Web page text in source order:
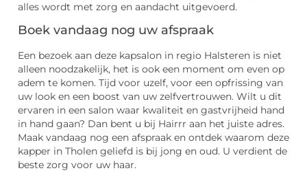
alles wordt met zorg en aandacht uitgevoerd.
Boek vandaag nog uw afspraak
Een bezoek aan deze kapsalon in regio Halsteren is niet
alleen noodzakelijk, het is ook een moment om even op
adem te komen. Tijd voor uzelf, voor een opfrissing van
uw look en een boost van uw zelfvertrouwen. Wilt u dit
ervaren in een salon waar kwaliteit en gastvrijheid hand
in hand gaan? Dan bent u bij Hairrr aan het juiste adres.
Maak vandaag nog een afspraak en ontdek waarom deze
kapper in Tholen geliefd is bij jong en oud. U verdient de
beste zorg voor uw haar.